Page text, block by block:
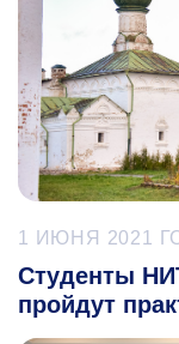
1 ИЮНЯ 2021
Студенты
пройдут